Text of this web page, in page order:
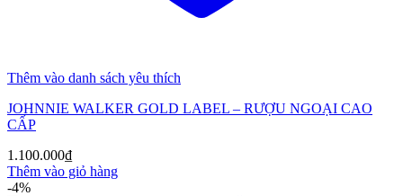
Thêm vào danh sách yêu thích
JOHNNIE WALKER GOLD LABEL – RƯỢU NGOẠI CAO
CẤP
1.100.000₫
Thêm vào giỏ hàng
-4%